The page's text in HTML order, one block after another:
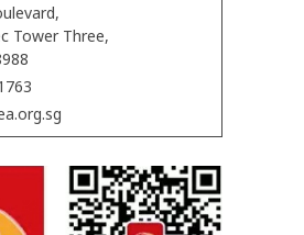
Tower Three,